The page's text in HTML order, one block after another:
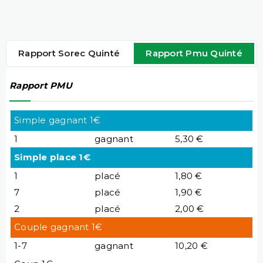
Rapport Sorec Quinté Rapport Pmu Quinté
Rapport PMU
Simple gagnant 1€
1
gagnant
5,30 €
Simple place 1€
1
placé
1,80 €
7
placé
1,90 €
2
placé
2,00 €
Couple gagnant 1€
1-7
gagnant
10,20 €